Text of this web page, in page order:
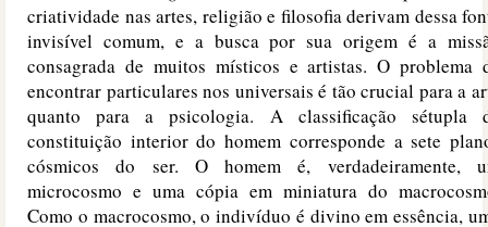
criatividade nas artes, religião e filosofia derivam dessa
invisível comum, e a busca por sua origem é a
consagrada de muitos místicos e artistas. O problema
encontrar particulares nos universais é tão crucial para a
quanto para a psicologia. A classificação sétupla
constituição interior do homem corresponde a sete
cósmicos do ser. O homem é, verdadeiramente,
microcosmo e uma cópia em miniatura do
Como o macrocosmo, o indivíduo é divino em essência,